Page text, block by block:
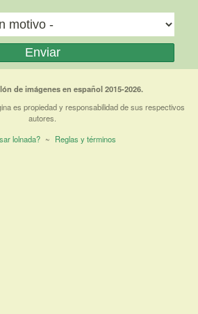
de imágenes en español 2015-2026.
es propiedad y responsabilidad de sus respectivos
autores.
lolnada? ~ Reglas y términos